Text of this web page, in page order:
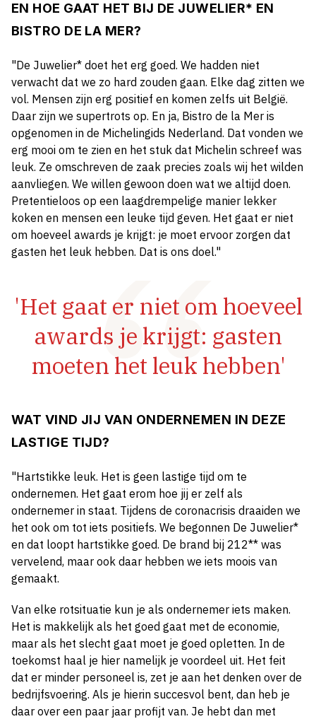
EN HOE GAAT HET BIJ DE JUWELIER* EN
BISTRO DE LA MER?
"De Juwelier* doet het erg goed. We hadden niet
verwacht dat we zo hard zouden gaan. Elke dag zitten we
vol. Mensen zijn erg positief en komen zelfs uit België.
Daar zijn we supertrots op. En ja, Bistro de la Mer is
opgenomen in de Michelingids Nederland. Dat vonden we
erg mooi om te zien en het stuk dat Michelin schreef was
leuk. Ze omschreven de zaak precies zoals wij het wilden
aanvliegen. We willen gewoon doen wat we altijd doen.
Pretentieloos op een laagdrempelige manier lekker
koken en mensen een leuke tijd geven. Het gaat er niet
om hoeveel awards je krijgt: je moet ervoor zorgen dat
gasten het leuk hebben. Dat is ons doel."
'Het gaat er niet om hoeveel
awards je krijgt: gasten
moeten het leuk hebben'
WAT VIND JIJ VAN ONDERNEMEN IN DEZE
LASTIGE TIJD?
"Hartstikke leuk. Het is geen lastige tijd om te
ondernemen. Het gaat erom hoe jij er zelf als
ondernemer in staat. Tijdens de coronacrisis draaiden we
het ook om tot iets positiefs. We begonnen De Juwelier*
en dat loopt hartstikke goed. De brand bij 212** was
vervelend, maar ook daar hebben we iets moois van
gemaakt.
Van elke rotsituatie kun je als ondernemer iets maken.
Het is makkelijk als het goed gaat met de economie,
maar als het slecht gaat moet je goed opletten. In de
toekomst haal je hier namelijk je voordeel uit. Het feit
dat er minder personeel is, zet je aan het denken over de
bedrijfsvoering. Als je hierin succesvol bent, dan heb je
daar over een paar jaar profijt van. Je hebt dan met